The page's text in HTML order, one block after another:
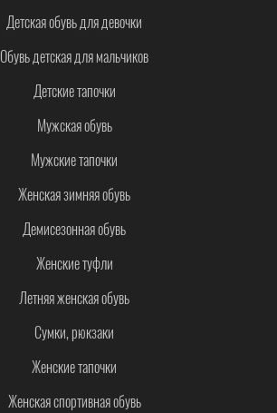
Детская обувь для девочки
Обувь детская для мальчиков
Детские тапочки
Мужская обувь
Мужские тапочки
Женская зимняя обувь
Демисезонная обувь
Женские туфли
Летняя женская обувь
Сумки, рюкзаки
Женские тапочки
Женская спортивная обувь